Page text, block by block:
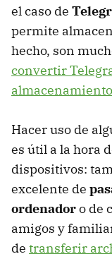
el caso de
permite
hecho, son
convertir
Hacer uso de
es útil a la hora
dispositivos:
excelente de
ordenadoro de
amigos y
de transferir